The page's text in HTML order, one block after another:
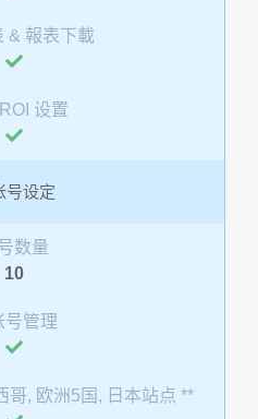
& 報表下載
设置
号设定
数量
10
号管理
哥, 欧洲5国, 日本站点 **